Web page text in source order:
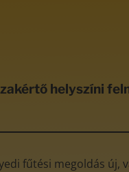
helyszíni
fűtési megoldás új,